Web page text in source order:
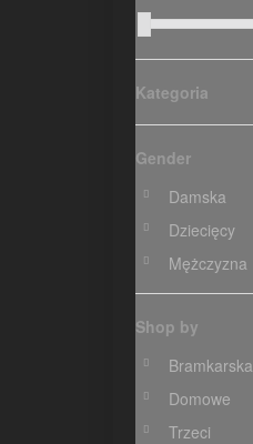
Kategoria
Gender
Damska
Dziecięcy
Mężczyzna
Shop by
Bramkarska
Domowe
Trzeci